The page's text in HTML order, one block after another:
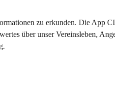
zu erkunden. Die App
über unser Vereinsleben,